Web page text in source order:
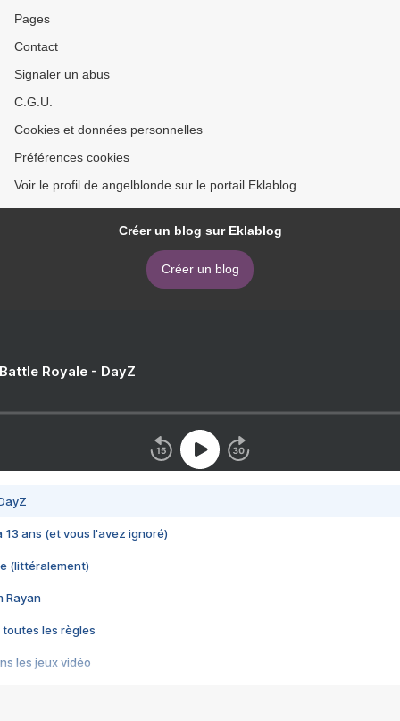
Pages
Contact
Signaler un abus
C.G.U.
Cookies et données personnelles
Préférences cookies
Voir le profil de angelblonde sur le portail Eklablog
Créer un blog sur Eklablog
Créer un blog
Royale - DayZ
13 ans (et vous l'avez ignoré)
(littéralement)
Rayan
toutes les règles
les jeux vidéo